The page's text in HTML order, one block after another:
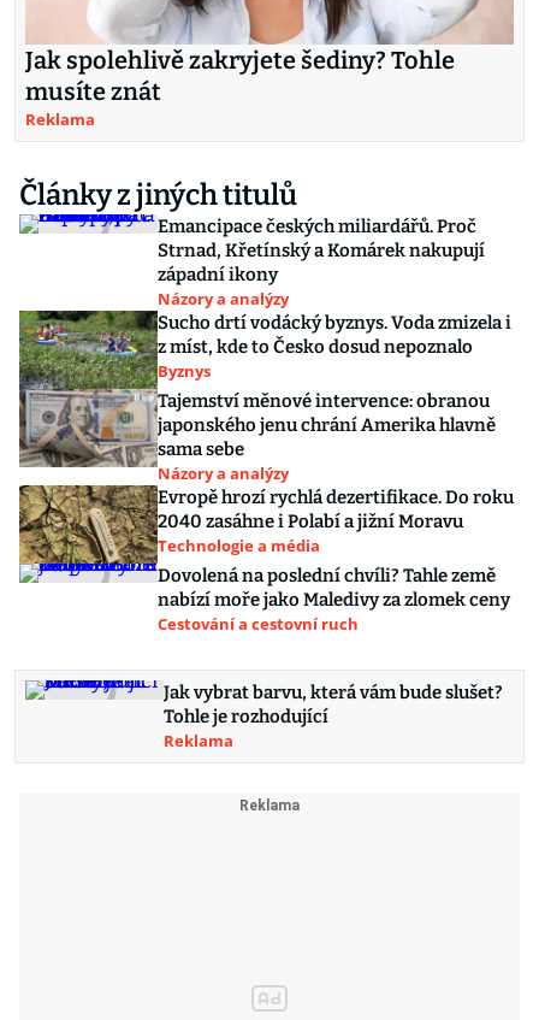
Jak spolehlivě zakryjete šediny? Tohle
musíte znát
Reklama
Články z jiných titulů
Emancipace českých miliardářů. Proč
Strnad, Křetínský a Komárek nakupují
západní ikony
Názory a analýzy
Sucho drtí vodácký byznys. Voda zmizela i
z míst, kde to Česko dosud nepoznalo
Byznys
Tajemství měnové intervence: obranou
japonského jenu chrání Amerika hlavně
sama sebe
Názory a analýzy
Evropě hrozí rychlá dezertifikace. Do roku
2040 zasáhne i Polabí a jižní Moravu
Technologie a média
Dovolená na poslední chvíli? Tahle země
nabízí moře jako Maledivy za zlomek ceny
Cestování a cestovní ruch
Jak vybrat barvu, která vám bude slušet?
Tohle je rozhodující
Reklama